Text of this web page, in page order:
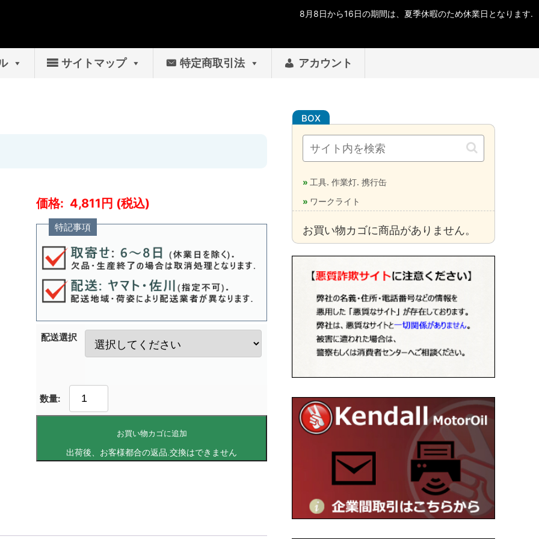
サイトマップ 特定商取引法 アカウント
4,811
特記事項
配送選択
お買い物カゴに追加
工具. 作業灯. 携行缶
ワークライト
お買い物カゴに商品がありません。